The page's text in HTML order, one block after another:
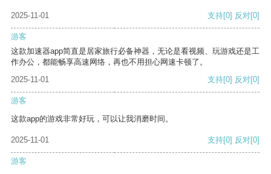
2025-11-01 支持[0] 反对[0]
游客
这款加速器app简直是居家旅行必备神器，无论是看视频、玩游戏还是工
作办公，都能畅享高速网络，再也不用担心网速卡顿了。
2025-11-01
支持[0] 反对[0]
游客
这款app的游戏非常好玩，可以让我消磨时间。
2025-11-01 支持[0] 反对[0]
游客